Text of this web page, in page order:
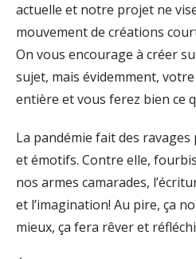
actuelle et notre projet ne
mouvement de créations
On vous encourage à créer
sujet, mais évidemment,
entière et vous ferez bien ce
La pandémie fait des
et émotifs. Contre elle,
nos armes camarades,
et l’imagination! Au pire, ça
mieux, ça fera rêver et